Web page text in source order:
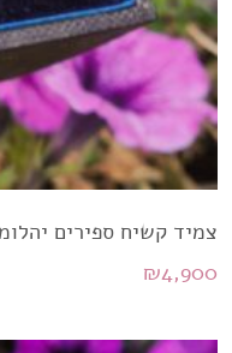
צמיד קשיח ספירים
₪4,900